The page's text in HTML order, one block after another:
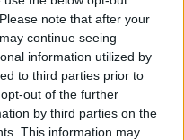
note that after your
continue seeing
information utilized by
to third parties prior to
out of the further
by third parties on the
This information may
Επόμενη
Πρωινός Τύπος Δρ.